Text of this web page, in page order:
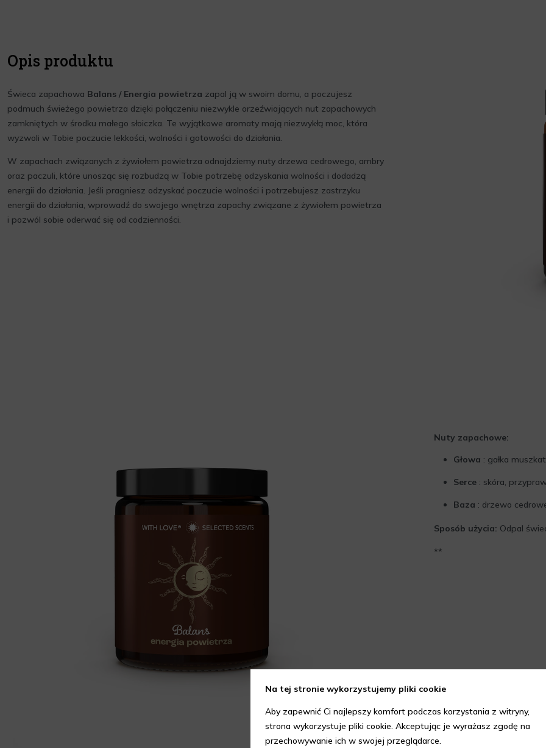
Opis produktu
Świeca zapachowa Balans / Energia powietrza zapal ją w swoim domu, a poczujesz
podmuch świeżego powietrza dzięki połączeniu niezwykle orzeźwiających nut zapachowych
zamkniętych w środku małego słoiczka. Te wyjątkowe aromaty mają niezwykłą moc, która
wyzwoli w Tobie poczucie lekkości, wolności i gotowości do działania.
W zapachach związanych z żywiołem powietrza odnajdziemy nuty drzewa cedrowego, ambry
oraz paczuli, które unosząc się rozbudzą w Tobie potrzebę odzyskania wolności i dodadzą
energii do działania. Jeśli pragniesz odzyskać poczucie wolności i potrzebujesz zastrzyku
energii do działania, wprowadź do swojego wnętrza zapachy związane z żywiołem powietrza
i pozwól sobie oderwać się od codzienności.
Nuty zapachowe:
Głowa : gałka
Serce: skóra,
Baza : drzewo
Sposób użycia: Odpal
**
Na tej stronie wykorzystujemy pliki cookie
Aby zapewnić Ci najlepszy komfort podczas korzystania z witryny,
strona wykorzystuje pliki cookie. Akceptując je wyrażasz zgodę na
przechowywanie ich w swojej przeglądarce.